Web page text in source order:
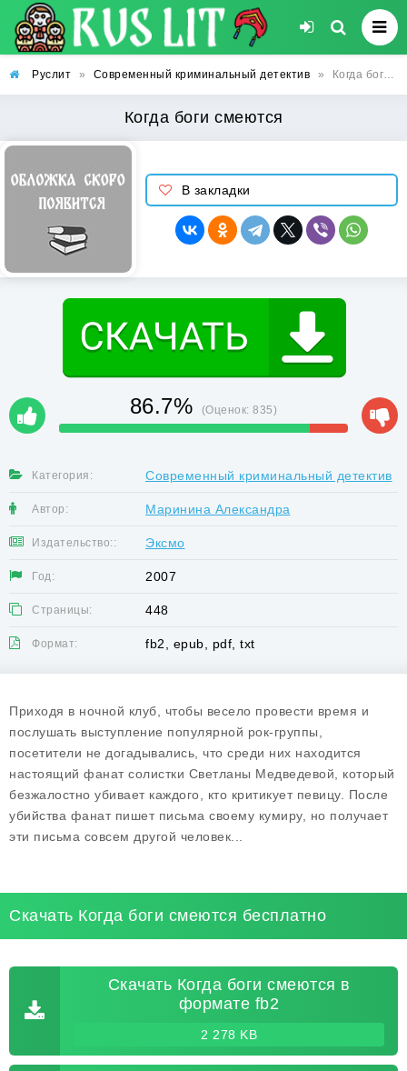
Руслит » Современный криминальный детектив » Когда боги смеются
Когда боги смеются
В закладки
86.7% (Оценок:835)
Категория: Современный криминальный детектив
Автор: Маринина Александра
Издательство:: Эксмо
Год: 2007
Страницы: 448
Формат: fb2, epub, pdf, txt
Приходя в ночной клуб, чтобы весело провести время и
послушать выступление популярной рок-группы,
посетители не догадывались, что среди них находится
настоящий фанат солистки Светланы Медведевой, который
безжалостно убивает каждого, кто критикует певицу. После
убийства фанат пишет письма своему кумиру, но получает
эти письма совсем другой человек...
Скачать Когда боги смеются бесплатно
Скачать Когда боги смеются в
формате fb2
2 278 KB